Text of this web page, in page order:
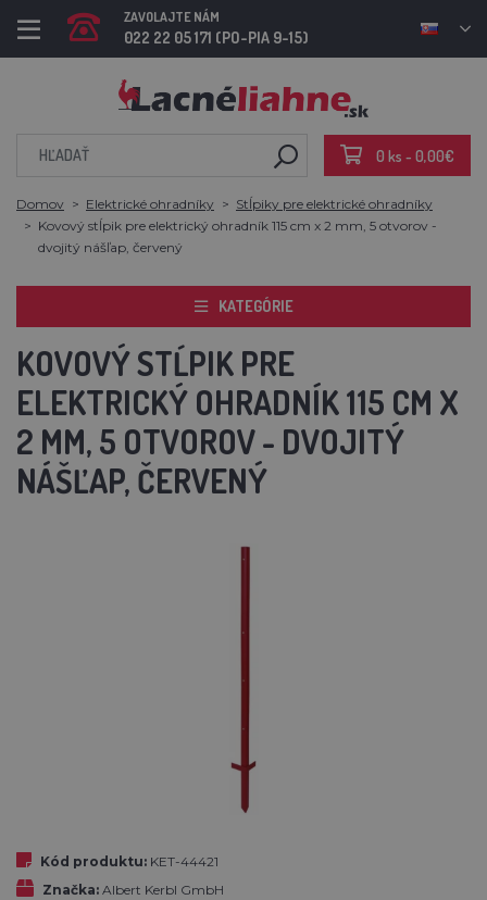
ZAVOLAJTE NÁM
022 22 05 171 (PO-PIA 9-15)
0 ks - 0,00€
Domov Elektrické ohradníky
Stĺpiky pre elektrické ohradníky
Kovový stĺpik pre elektrický ohradník 115 cm x 2 mm, 5 otvorov -
dvojitý nášľap, červený
KATEGÓRIE
KOVOVÝ STĹPIK PRE
ELEKTRICKÝ OHRADNÍK 115 CM X
2 MM, 5 OTVOROV - DVOJITÝ
NÁŠĽAP, ČERVENÝ
Kód produktu: KET-44421
Značka: Albert Kerbl GmbH